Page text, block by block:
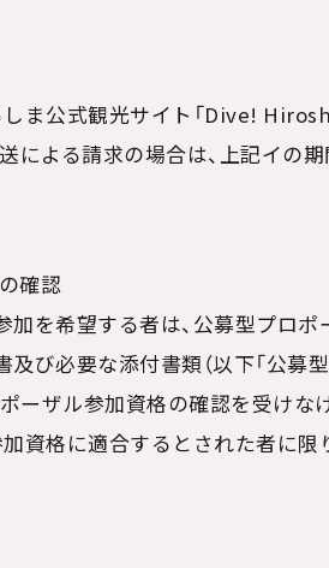
ま公式観光サイト「Dive!
による請求の場合は、上記イの
確認
を希望する者は、公募型プロポ
び必要な添付書類（以下「公募
ポーザル参加資格の確認を受けな
資格に適合するとされた者に限